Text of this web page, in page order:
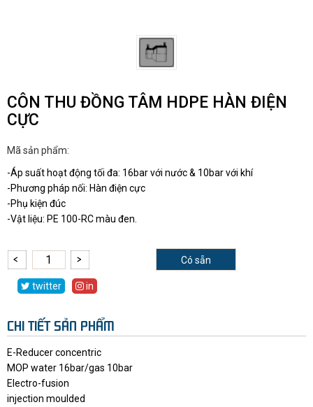
CÔN THU ĐỒNG TÂM HDPE HÀN ĐIỆN
CỰC
Mã sản phẩm:
-Áp suất hoạt động tối đa: 16bar với nước & 10bar với khí
-Phương pháp nối: Hàn điện cực
-Phụ kiện đúc
-Vật liệu: PE 100-RC màu đen.
Có sẵn
twitter in
CHI TIẾT SẢN PHẨM
E-Reducer concentric
MOP water 16bar/gas 10bar
Electro-fusion
injection moulded